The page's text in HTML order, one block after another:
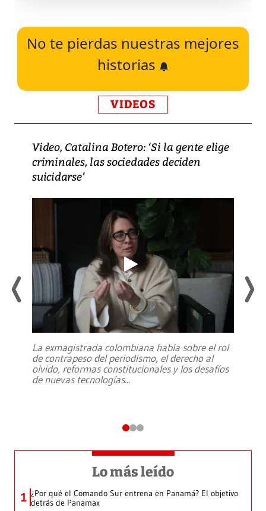
No te pierdas nuestras mejores
historias
VIDEOS
Video, Catalina Botero: ‘Si la gente elige
criminales, las sociedades deciden
suicidarse’
La exmagistrada colombiana habla sobre el rol
de contrapeso del periodismo, el derecho al
olvido, reformas constitucionales y los desafíos
de nuevas tecnologías...
Lo más leído
1 ¿Por qué el Comando Sur entrena en Panamá? El objetivo
detrás de Panamax